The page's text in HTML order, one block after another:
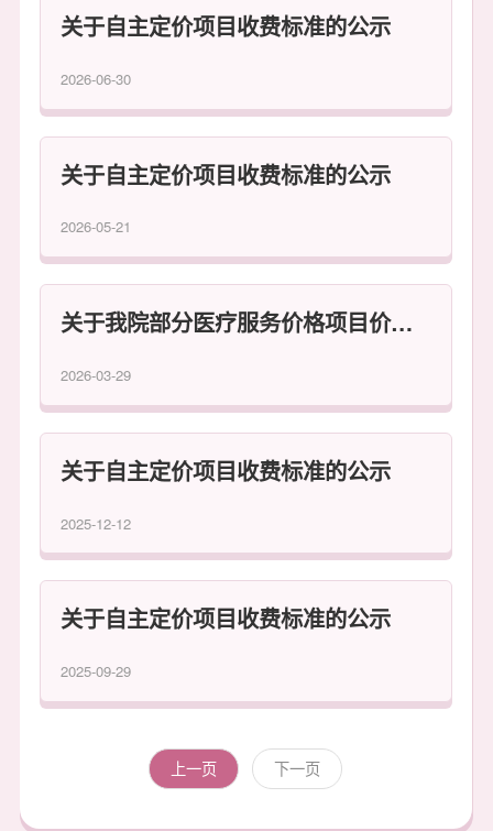
关于自主定价项目收费标准的公示
2026-06-30
关于自主定价项目收费标准的公示
2026-05-21
关于我院部分医疗服务价格项目价格调整的公示
2026-03-29
关于自主定价项目收费标准的公示
2025-12-12
关于自主定价项目收费标准的公示
2025-09-29
上一页 下一页